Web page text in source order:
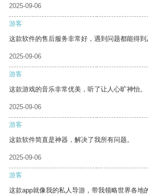
2025-09-06
游客
这款软件的售后服务非常好，遇到问题都能得到
2025-09-06
游客
这款游戏的音乐非常优美，听了让人心旷神怡。
2025-09-06
游客
这款软件简直是神器，解决了我所有问题。
2025-09-06
游客
这款app就像我的私人导游，带我领略世界各地